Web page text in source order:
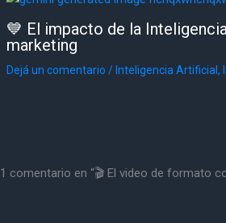
💙 El impacto de la
marketing
Dejá un comentario / Inteligencia Artificial,
1 comentario en “🎬 El video de formato